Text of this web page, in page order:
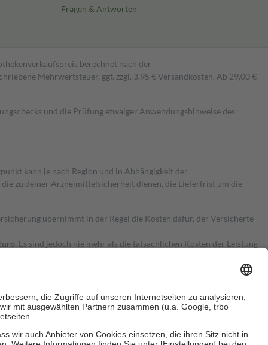
Fragen & Antworten
berechnet nach der
Mehrwertsteuer, ggf. zzgl. 3,95 € Versandkosten. Ab 29,00 €
und die Prüfung etwaiger Anwendungshinweise des
kann je nach Region und in Abhängigkeit der
zu deiner Arzneimittelsicherheit dienen, die Lieferfrist um die
übernimmt in der Regel die Kosten dafür, der Versicherte
Es sind jedoch nie mehr als die tatsächlichen Kosten der Leistung
Zuzahlungen an bei: